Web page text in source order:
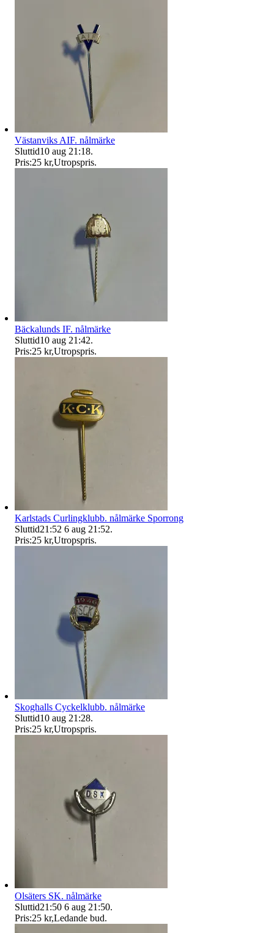
Västanviks AIF. nålmärke
Sluttid10 aug 21:18.
Pris:25 kr,Utropspris.
Bäckalunds IF. nålmärke
Sluttid10 aug 21:42.
Pris:25 kr,Utropspris.
Karlstads Curlingklubb. nålmärke Sporrong
Sluttid21:52 6 aug 21:52.
Pris:25 kr,Utropspris.
Skoghalls Cyckelklubb. nålmärke
Sluttid10 aug 21:28.
Pris:25 kr,Utropspris.
Olsäters SK. nålmärke
Sluttid21:50 6 aug 21:50.
Pris:25 kr,Ledande bud.